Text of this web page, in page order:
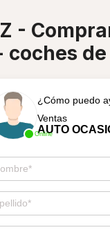
-
coches
Online
¿Cómo puedo
Ventas
AUTO